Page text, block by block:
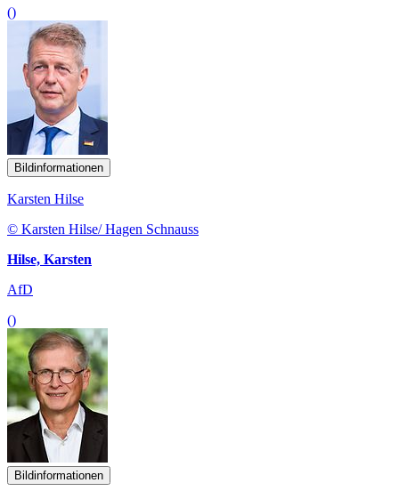
()
Bildinformationen
Karsten Hilse
© Karsten Hilse/ Hagen Schnauss
Hilse, Karsten
AfD
()
Bildinformationen